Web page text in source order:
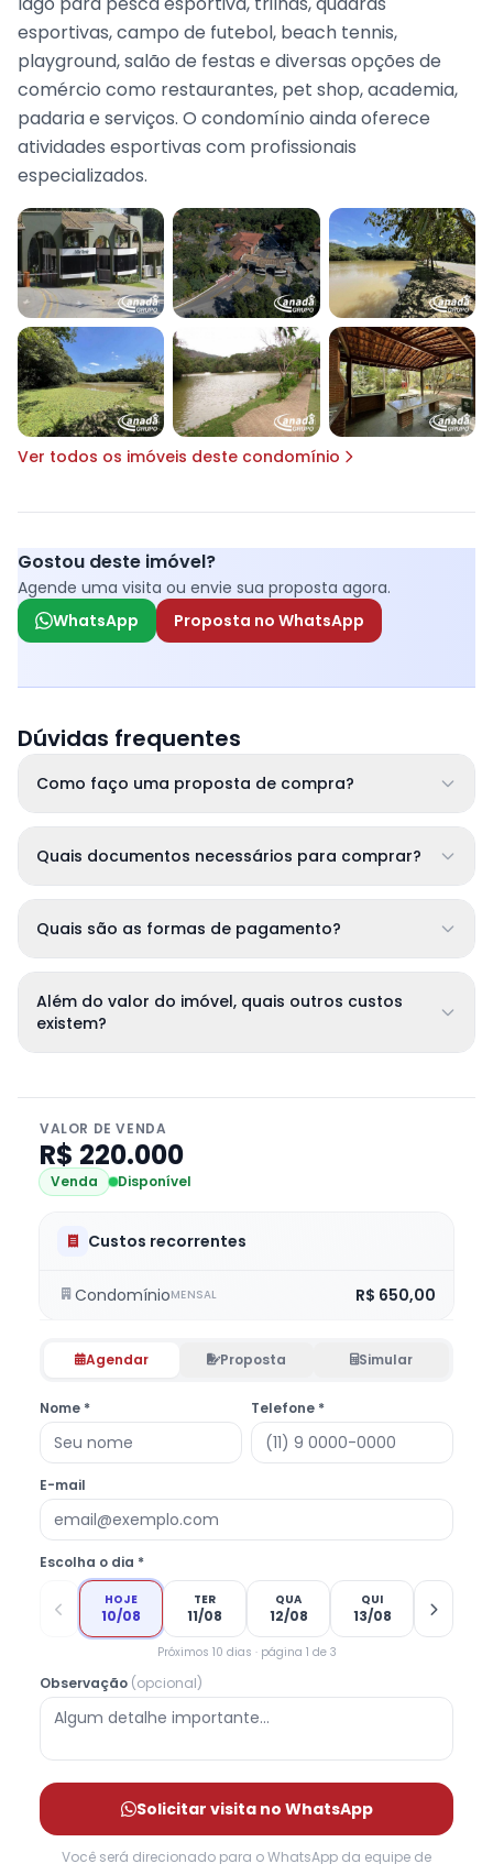
esportivas, campo de futebol, beach tennis,
playground, salão de festas e diversas opções de
comércio como restaurantes, pet shop, academia,
padaria e serviços. O condomínio ainda oferece
atividades esportivas com profissionais
especializados.
Ver todos os imóveis deste condomínio
Gostou deste imóvel?
Agende uma visita ou envie sua proposta agora.
WhatsApp
Proposta no WhatsApp
Dúvidas frequentes
Como faço uma proposta de compra?
Quais documentos necessários para comprar?
Quais são as formas de pagamento?
Além do valor do imóvel, quais outros custos
existem?
VALOR DE VENDA
R$ 220.000
Venda Disponível
Custos recorrentes
CondomínioMENSAL R$ 650,00
Agendar Proposta Simular
Nome * Telefone *
E-mail
Escolha o dia *
HOJE
10/08
TER
11/08
QUA
12/08
QUI
13/08
Próximos 10 dias · página 1 de 3
Observação (opcional)
Solicitar visita no WhatsApp
Você será direcionado para o WhatsApp da equipe de